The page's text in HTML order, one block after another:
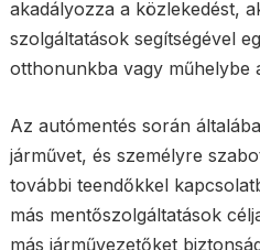
akadályozza a közlekedést,
szolgáltatások segítségével
otthonunkba vagy műhelybe
Az autómentés során
járművet, és személyre
további teendőkkel
más mentőszolgáltatások
más járművezetőket